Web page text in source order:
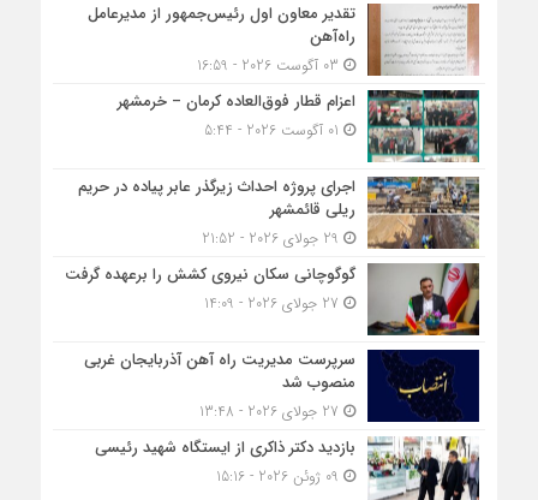
تقدیر معاون اول رئیس‌جمهور از مدیرعامل
راه‌آهن
اعزام قطار فوق‌العاده کرمان – خرمشهر
اجرای پروژه احداث زیرگذر عابر پیاده در حریم
ریلی قائمشهر
گوگوچانی سکان نیروی کشش را برعهده گرفت
سرپرست مدیریت راه آهن آذربایجان غربی
منصوب شد
بازدید دکتر ذاکری از ایستگاه شهید رئیسی